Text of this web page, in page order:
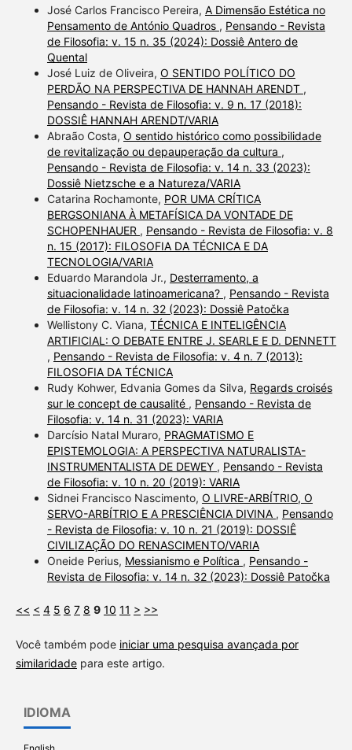
José Carlos Francisco Pereira, A Dimensão Estética no
Pensamento de António Quadros , Pensando - Revista
de Filosofia: v. 15 n. 35 (2024): Dossiê Antero de
Quental
José Luiz de Oliveira, O SENTIDO POLÍTICO DO
PERDÃO NA PERSPECTIVA DE HANNAH ARENDT ,
Pensando - Revista de Filosofia: v. 9 n. 17 (2018):
DOSSIÊ HANNAH ARENDT/VARIA
Abraão Costa, O sentido histórico como possibilidade
de revitalização ou depauperação da cultura ,
Pensando - Revista de Filosofia: v. 14 n. 33 (2023):
Dossiê Nietzsche e a Natureza/VARIA
Catarina Rochamonte, POR UMA CRÍTICA
BERGSONIANA À METAFÍSICA DA VONTADE DE
SCHOPENHAUER , Pensando - Revista de Filosofia: v. 8
n. 15 (2017): FILOSOFIA DA TÉCNICA E DA
TECNOLOGIA/VARIA
Eduardo Marandola Jr., Desterramento, a
situacionalidade latinoamericana? , Pensando - Revista
de Filosofia: v. 14 n. 32 (2023): Dossiê Patočka
Wellistony C. Viana, TÉCNICA E INTELIGÊNCIA
ARTIFICIAL: O DEBATE ENTRE J. SEARLE E D. DENNETT
, Pensando - Revista de Filosofia: v. 4 n. 7 (2013):
FILOSOFIA DA TÉCNICA
Rudy Kohwer, Edvania Gomes da Silva, Regards croisés
sur le concept de causalité , Pensando - Revista de
Filosofia: v. 14 n. 31 (2023): VARIA
Darcísio Natal Muraro, PRAGMATISMO E
EPISTEMOLOGIA: A PERSPECTIVA NATURALISTA-
INSTRUMENTALISTA DE DEWEY , Pensando - Revista
de Filosofia: v. 10 n. 20 (2019): VARIA
Sidnei Francisco Nascimento, O LIVRE-ARBÍTRIO, O
SERVO-ARBÍTRIO E A PRESCIÊNCIA DIVINA , Pensando
- Revista de Filosofia: v. 10 n. 21 (2019): DOSSIÊ
CIVILIZAÇÃO DO RENASCIMENTO/VARIA
Oneide Perius, Messianismo e Política , Pensando -
Revista de Filosofia: v. 14 n. 32 (2023): Dossiê Patočka
<< < 4 5 6 7 8 9 10 11 > >>
Você também pode iniciar uma pesquisa avançada por
similaridadepara este artigo.
IDIOMA